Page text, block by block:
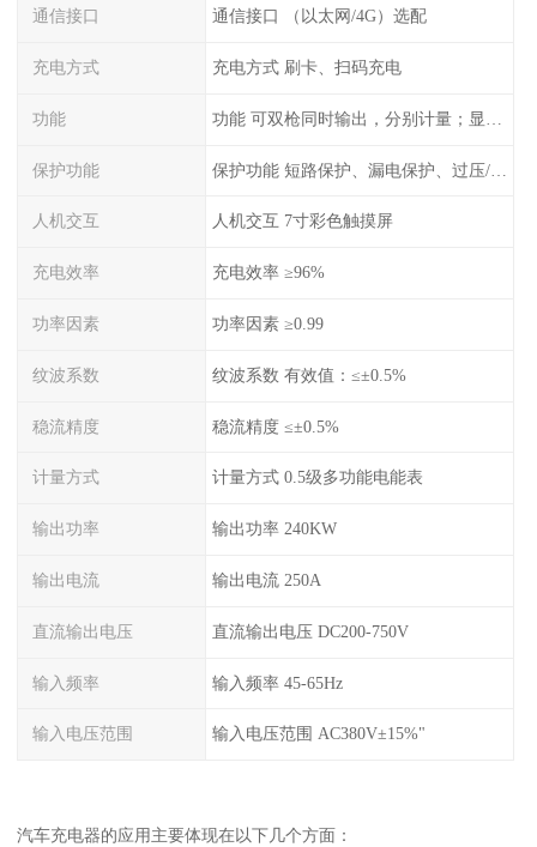
通信接口 通信接口 （以太网/4G）选配
充电方式 充电方式 刷卡、扫码充电
功能
保护功能 保护功能 短路保护、漏电保护、过压/欠压保护、过流保护、过温保护、蓄电池反接保护、过充保护
人机交互 人机交互 7寸彩色触摸屏
充电效率 充电效率 ≥96%
功率因素 功率因素 ≥0.99
纹波系数 纹波系数 有效值：≤±0.5%
稳流精度 稳流精度 ≤±0.5%
计量方式 计量方式 0.5级多功能电能表
输出功率 输出功率 240KW
输出电流 输出电流 250A
直流输出电压 直流输出电压 DC200-750V
输入频率 输入频率 45-65Hz
输入电压范围 输入电压范围 AC380V±15%"
汽车充电器的应用主要体现在以下几个方面：